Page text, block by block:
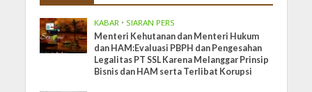
KABAR • SIARAN PERS
Menteri Kehutanan dan Menteri Hukum
dan HAM:Evaluasi PBPH dan Pengesahan
Legalitas PT SSL Karena Melanggar Prinsip
Bisnis dan HAM serta Terlibat Korupsi